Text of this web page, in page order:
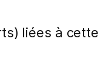
liées à